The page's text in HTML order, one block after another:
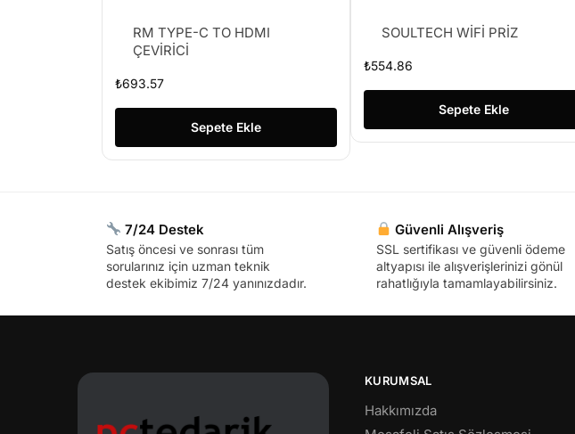
RM TYPE-C TO HDMI
ÇEVİRİCİ
₺693.57
Sepete Ekle
SOULTECH WİFİ PRİZ
₺554.86
Sepete Ekle
7/24 Destek
Satış öncesi ve sonrası tüm
sorularınız için uzman teknik
destek ekibimiz 7/24 yanınızdadır.
Güvenli Alışveriş
SSL sertifikası ve güvenli ödeme
altyapısı ile alışverişlerinizi gönül
rahatlığıyla tamamlayabilirsiniz.
KURUMSAL
Hakkımızda